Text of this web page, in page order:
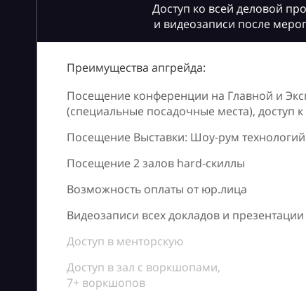
Доступ ко всей деловой
и видеозаписи после
Преимущества апгрейда:
Посещение конференции на Главной и
(специальные посадочные места), доступ
Посещение Выставки: Шоу-рум технологий
Посещение 2 залов hard-скиллы
Возможность оплаты от юр.лица
Видеозаписи всех докладов и
Доступ в менторскую
Доступ в зал с воркшопами,
7+ воркшопов